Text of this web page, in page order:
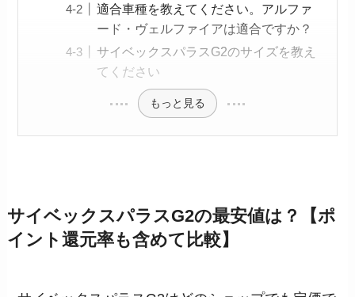
適合車種を教えてください。アルファ
ード・ヴェルファイアは適合ですか？
サイベックスパラスG2のサイズを教え
てください
もっと見る
サイベックスパラスG2の最安値は？【ポ
イント還元率も含めて比較】